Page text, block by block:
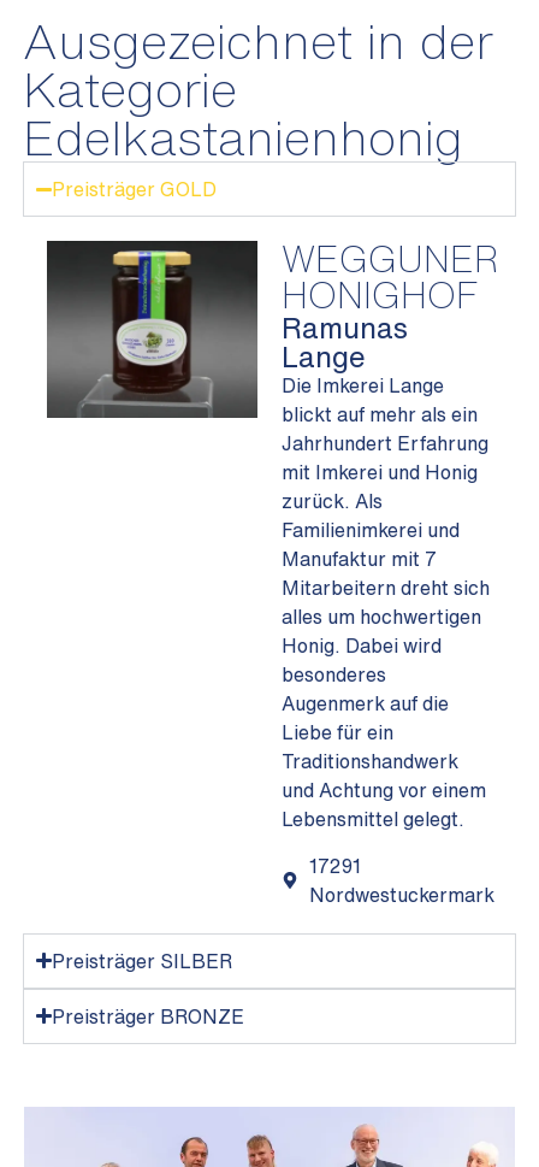
Ausgezeichnet in der
Kategorie
Edelkastanienhonig
Preisträger GOLD
WEGGUNER
HONIGHOF
Ramunas
Lange
Die Imkerei Lange
blickt auf mehr als ein
Jahrhundert Erfahrung
mit Imkerei und Honig
zurück. Als
Familienimkerei und
Manufaktur mit 7
Mitarbeitern dreht sich
alles um hochwertigen
Honig. Dabei wird
besonderes
Augenmerk auf die
Liebe für ein
Traditionshandwerk
und Achtung vor einem
Lebensmittel gelegt.
17291
Nordwestuckermark
Preisträger SILBER
Preisträger BRONZE